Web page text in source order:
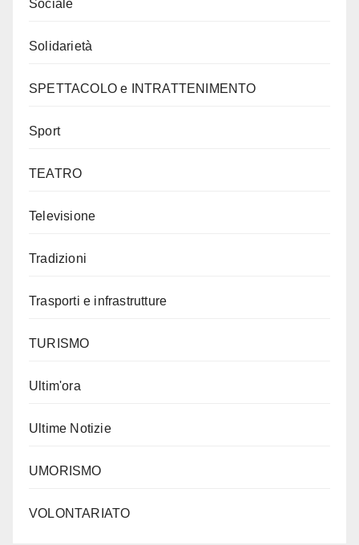
Sociale
Solidarietà
SPETTACOLO e INTRATTENIMENTO
Sport
TEATRO
Televisione
Tradizioni
Trasporti e infrastrutture
TURISMO
Ultim'ora
Ultime Notizie
UMORISMO
VOLONTARIATO